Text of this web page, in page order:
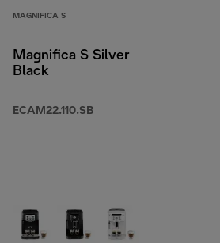
MAGNIFICA S
Magnifica S Silver
Black
ECAM22.110.SB